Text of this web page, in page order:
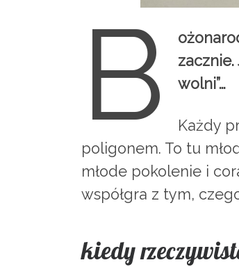
B
wolni”…
Każdy
poligonem. To tu
młode pokolenie i
współgra z tym,
kiedy